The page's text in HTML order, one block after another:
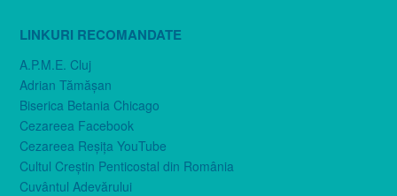
LINKURI RECOMANDATE
A.P.M.E. Cluj
Adrian Tămăşan
Biserica Betania Chicago
Cezareea Facebook
Cezareea Reşiţa YouTube
Cultul Creştin Penticostal din România
Cuvântul Adevărului